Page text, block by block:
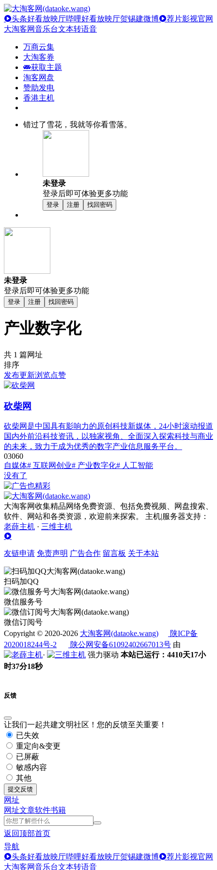
头条好看放映厅哔哩好看放映厅贺锡建微博
荐片影视官网
大淘客网音乐台文本转语音
万商云集
大淘客券
获取主题
淘客网盘
赞助发电
香港主机
错过了雪花，我就等你看雪落。
未登录
登录后即可体验更多功能
登录 注册 找回密码
未登录
登录后即可体验更多功能
登录 注册 找回密码
产业数字化
共 1 篇网址
排序
发布更新浏览点赞
砍柴网
砍柴网是中国具有影响力的原创科技新媒体，24小时滚动报道
国内外前沿科技资讯，以独家视角、全面深入探索科技与商业
的未来，致力于成为优秀的数字产业信息服务平台。
03060
自媒体# 互联网创业# 产业数字化# 人工智能
没有了
大淘客网收集精品网络免费资源、包括免费视频、网盘搜索、
软件、网站和各类资源，欢迎前来探索。 主机|服务器支持：
老薛主机 · 三维主机
友链申请 免责声明 广告合作 留言板 关于本站
扫码加QQ
微信服务号
微信订阅号
Copyright © 2020-2026 大淘客网(dataoke.wang)
陕ICP备
2020018244号-2
陕公网安备61092402667013号 由
·
强力驱动 本站已运行：4410天17小
时37分18秒
反馈
让我们一起共建文明社区！您的反馈至关重要！
已失效
重定向&变更
已屏蔽
敏感内容
其他
提交反馈
网址
网址文章软件书籍
返回顶部首页
导航
头条好看放映厅哔哩好看放映厅贺锡建微博
荐片影视官网
大淘客网音乐台文本转语音